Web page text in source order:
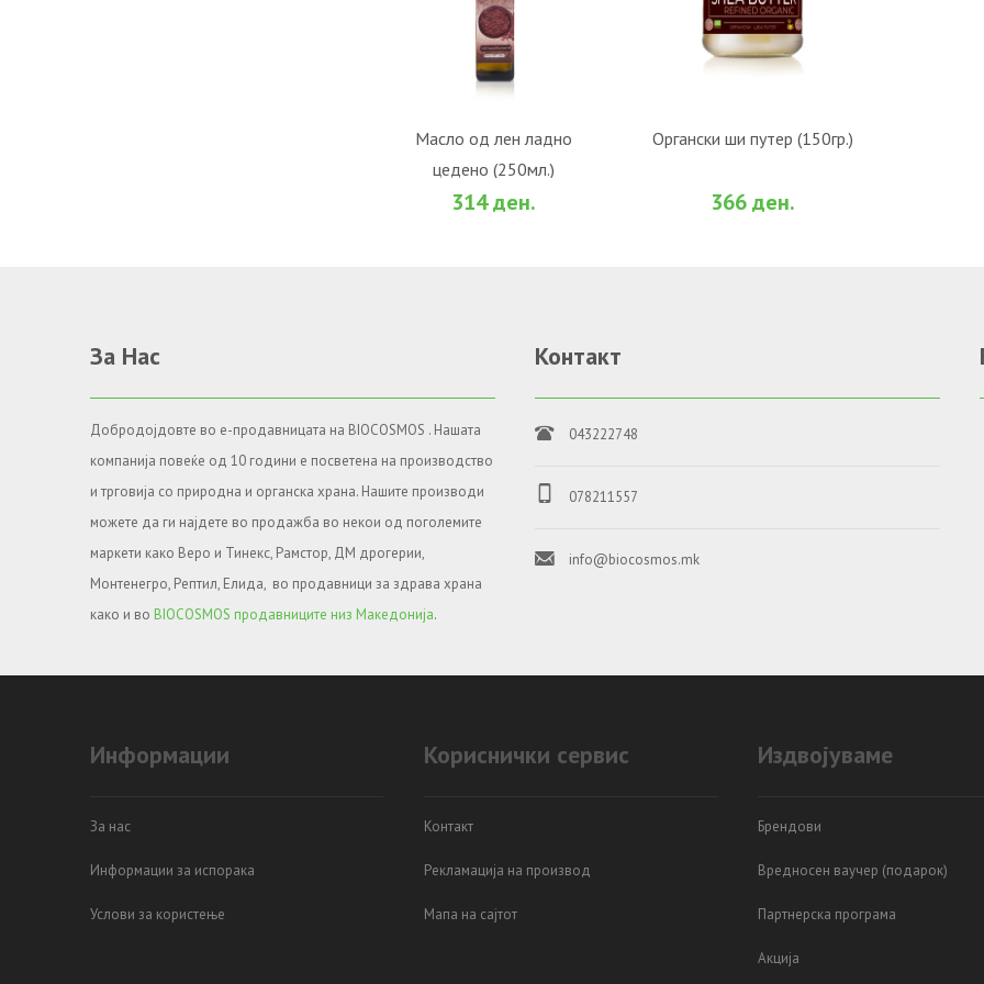
Масло од лен ладно
цедено (250мл.)
314 ден.
ВО КОШНИЧКА
Во желби За споредба
Органски ши путер (150гр.)
366 ден.
ВО КОШНИЧКА
За Нас
Добродојдовте во е-продавницата на BIOCOSMOS . Нашата
компанија повеќе од 10 години е посветена на производство
и трговија со природна и органска храна. Нашите производи
можете да ги најдете во продажба во некои од поголемите
маркети како Веро и Тинекс, Рамстор, ДМ дрогерии,
Монтенегро, Рептил, Елида, во продавници за здрава храна
како и во BIOCOSMOS продавниците низ Македонија.
Контакт
043222748
078211557
info@biocosmos.mk
Информации
За нас
Информации за испорака
Услови за користење
Кориснички сервис
Контакт
Рекламација на производ
Мапа на сајтот
Издвојуваме
Брендови
Вредносен ваучер (подарок)
Партнерска програма
Акција